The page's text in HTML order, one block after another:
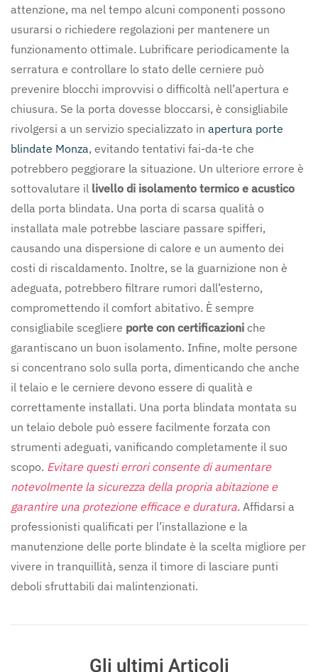
attenzione, ma nel tempo alcuni componenti possono
usurarsi o richiedere regolazioni per mantenere un
funzionamento ottimale. Lubrificare periodicamente la
serratura e controllare lo stato delle cerniere può
prevenire blocchi improvvisi o difficoltà nell’apertura e
chiusura. Se la porta dovesse bloccarsi, è consigliabile
rivolgersi a un servizio specializzato in apertura porte
blindate Monza, evitando tentativi fai-da-te che
potrebbero peggiorare la situazione. Un ulteriore errore è
sottovalutare il livello di isolamento termico e acustico
della porta blindata. Una porta di scarsa qualità o
installata male potrebbe lasciare passare spifferi,
causando una dispersione di calore e un aumento dei
costi di riscaldamento. Inoltre, se la guarnizione non è
adeguata, potrebbero filtrare rumori dall’esterno,
compromettendo il comfort abitativo. È sempre
consigliabile scegliere porte con certificazioni che
garantiscano un buon isolamento. Infine, molte persone
si concentrano solo sulla porta, dimenticando che anche
il telaio e le cerniere devono essere di qualità e
correttamente installati. Una porta blindata montata su
un telaio debole può essere facilmente forzata con
strumenti adeguati, vanificando completamente il suo
scopo. Evitare questi errori consente di aumentare
notevolmente la sicurezza della propria abitazione e
garantire una protezione efficace e duratura. Affidarsi a
professionisti qualificati per l’installazione e la
manutenzione delle porte blindate è la scelta migliore per
vivere in tranquillità, senza il timore di lasciare punti
deboli sfruttabili dai malintenzionati.
Gli ultimi Articoli